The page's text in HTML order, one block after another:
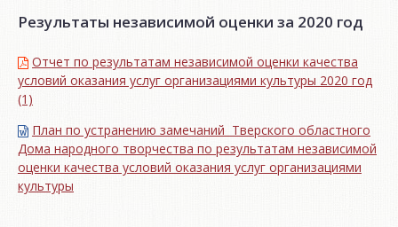
Результаты независимой оценки за 2020 год
Отчет по результатам независимой оценки качества
условий оказания услуг организациями культуры 2020 год
(1)
План по устранению замечаний Тверского областного
Дома народного творчества по результатам независимой
оценки качества условий оказания услуг организациями
культуры